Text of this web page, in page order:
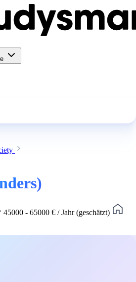
45000 - 65000 € / Jahr (geschätzt)